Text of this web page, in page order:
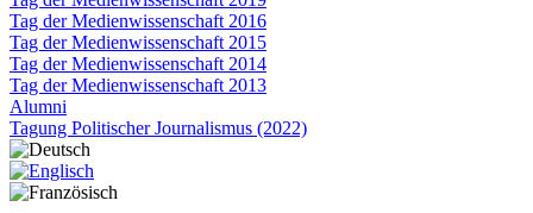
Tag der Medienwissenschaft 2016
Tag der Medienwissenschaft 2015
Tag der Medienwissenschaft 2014
Tag der Medienwissenschaft 2013
Alumni
Tagung Politischer Journalismus (2022)